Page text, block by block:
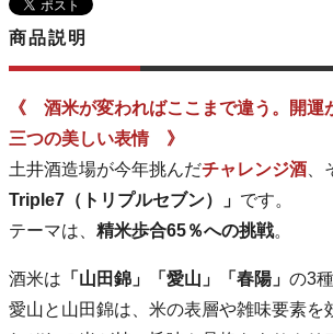
商品説明
《 酒米が変わればここまで違う。開運
三つの美しい表情 》
土井酒造場が今年挑んだチャレンジ酒
Triple7（トリプルセブン）」 です。
テーマは、 精米歩合65％への挑戦。
酒米は 「山田錦」「愛山」「春陽」 の3種
愛山と山田錦は、米の表層や雑味要素を